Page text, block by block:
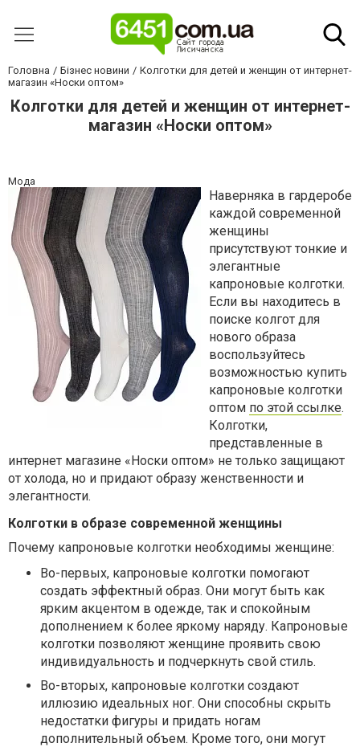
Головна Бізнес новини
Колготки для детей и женщин от интернет-
магазин «Носки оптом»
Колготки для детей и женщин от интернет-
магазин «Носки оптом»
Мода
Наверняка в гардеробе
каждой современной
женщины
присутствуют тонкие и
элегантные
капроновые колготки.
Если вы находитесь в
поиске колгот для
нового образа
воспользуйтесь
возможностью купить
капроновые колготки
оптом по этой ссылке.
Колготки,
представленные в
интернет магазине «Носки оптом» не только защищают
от холода, но и придают образу женственности и
элегантности.
Колготки в образе современной женщины
Почему капроновые колготки необходимы женщине:
Во-первых, капроновые колготки помогают
создать эффектный образ. Они могут быть как
ярким акцентом в одежде, так и спокойным
дополнением к более яркому наряду. Капроновые
колготки позволяют женщине проявить свою
индивидуальность и подчеркнуть свой стиль.
Во-вторых, капроновые колготки создают
иллюзию идеальных ног. Они способны скрыть
недостатки фигуры и придать ногам
дополнительный объем. Кроме того, они могут